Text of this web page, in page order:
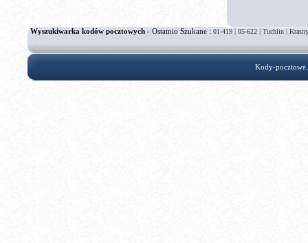
Wyszukiwarka kodów pocztowych - Ostatnio Szukane : 01-419|05-622|Tuchlin|
Kody-